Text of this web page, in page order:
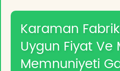
Karaman
Uygun Fiyat Ve
Memnuniyeti